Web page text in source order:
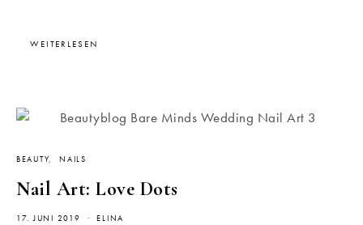
WEITERLESEN
BEAUTY NAILS
Nail Art: Love Dots
17. JUNI 2019 ELINA